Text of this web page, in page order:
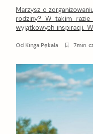
Marzysz o
rodziny? W takim
wyjątkowych inspiracji.
zdjęciowa z dziećmi!
Od Kinga Pękala 7min.